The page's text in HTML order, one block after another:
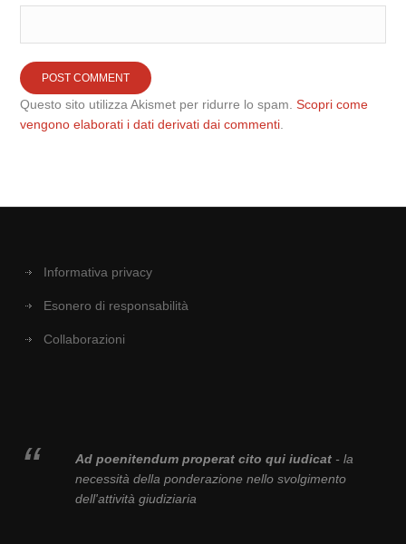
Questo sito utilizza Akismet per ridurre lo spam.Scopri come
vengono elaborati i dati derivati dai commenti
Informativa privacy
Esonero di responsabilità
Collaborazioni
Ad poenitendum properat cito qui iudicat- la
necessità della ponderazione nello svolgimento
dell'attività giudiziaria